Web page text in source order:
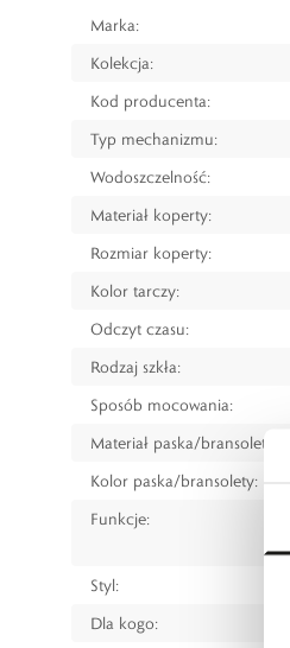
Marka:
Kolekcja:
Kod producenta:
Typ mechanizmu:
Wodoszczelność:
Materiał koperty:
Rozmiar koperty:
Kolor tarczy:
Odczyt czasu:
Rodzaj szkła:
Sposób mocowania:
Materiał paska/bransolety:
Kolor paska/bransolety:
Funkcje:
Styl:
Dla kogo: